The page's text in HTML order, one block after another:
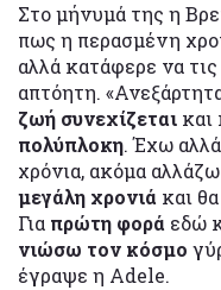
Στο μήνυμά της η
πως η περασμένη
αλλά κατάφερε να τις
απτόητη.
ζωή συνεχίζεται και
πολύπλοκη. Έχω
χρόνια, ακόμα αλλάζω
μεγάλη χρονιά και
Για πρώτη φορά εδώ
νιώσω τον κόσμο
έγραψε η Adele.